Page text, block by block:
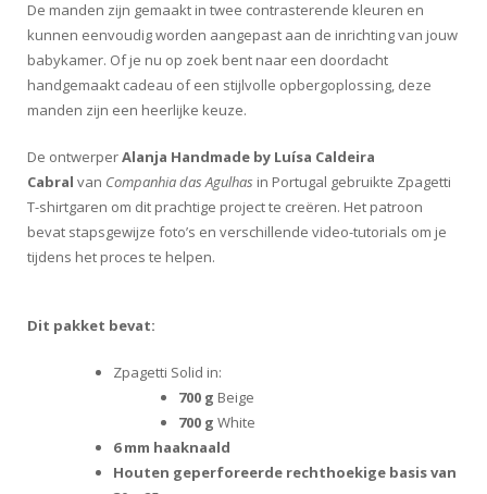
De manden zijn gemaakt in twee contrasterende kleuren en
kunnen eenvoudig worden aangepast aan de inrichting van jouw
babykamer. Of je nu op zoek bent naar een doordacht
handgemaakt cadeau of een stijlvolle opbergoplossing, deze
manden zijn een heerlijke keuze.
De ontwerperAlanja Handmade by Luísa Caldeira
Cabral van Companhia das Agulhas in Portugal gebruikte Zpagetti
T-shirtgaren om dit prachtige project te creëren. Het patroon
bevat stapsgewijze foto’s en verschillende video-tutorials om je
tijdens het proces te helpen.
Dit pakket bevat:
Zpagetti Solid in:
700 g Beige
700 g White
6 mm haaknaald
Houten geperforeerde rechthoekige basis van